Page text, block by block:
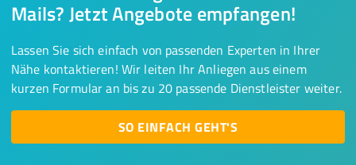
Mails? Jetzt Angebote empfangen!
Lassen Sie sich einfach von passenden Experten in Ihrer
Nähe kontaktieren! Wir leiten Ihr Anliegen aus einem
kurzen Formular an bis zu 20 passende Dienstleister weiter.
SO EINFACH GEHT'S